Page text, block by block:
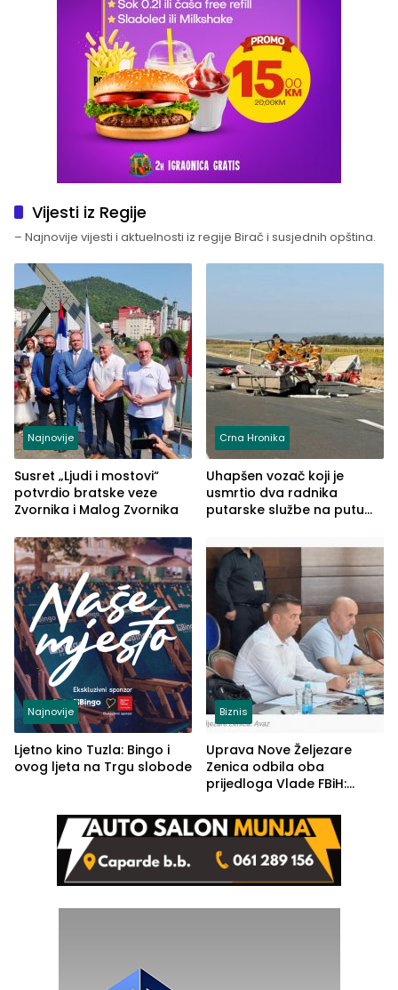
Vijesti iz Regije
– Najnovije vijesti i aktuelnosti iz regije Birač i susjednih opština.
Najnovije
Susret „Ljudi i mostovi“
potvrdio bratske veze
Zvornika i Malog Zvornika
Crna Hronika
Uhapšen vozač koji je
usmrtio dva radnika
putarske službe na putu
(FOTO)
Najnovije
Ljetno kino Tuzla: Bingo i
ovog ljeta na Trgu slobode
Biznis
Uprava Nove Željezare
Zenica odbila oba
prijedloga Vlade FBiH:
rješenje